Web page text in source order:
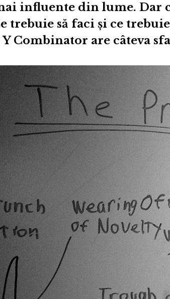
influente din lume. Dar
trebuie să faci și ce
Combinator are câteva